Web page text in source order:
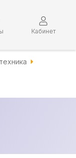
Кабинет